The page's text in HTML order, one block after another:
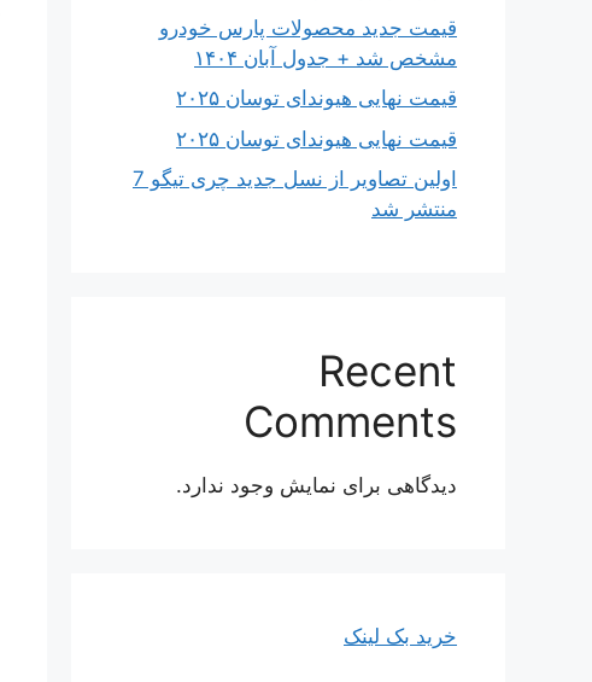
قیمت جدید محصولات پارس خودرو
مشخص شد + جدول آبان ۱۴۰۴
قیمت نهایی هیوندای توسان ۲۰۲۵
قیمت نهایی هیوندای توسان ۲۰۲۵
اولین تصاویر از نسل جدید چری تیگو 7
منتشر شد
Recent
Comments
دیدگاهی برای نمایش وجود ندارد.
خرید بک لینک